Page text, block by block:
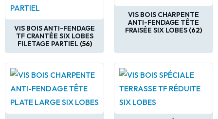
VIS BOIS ANTI-FENDAGE
TF CRANTÉE SIX LOBES
FILETAGE PARTIEL (56)
VIS BOIS CHARPENTE
ANTI-FENDAGE TÊTE
FRAISÉE SIX LOBES (62)